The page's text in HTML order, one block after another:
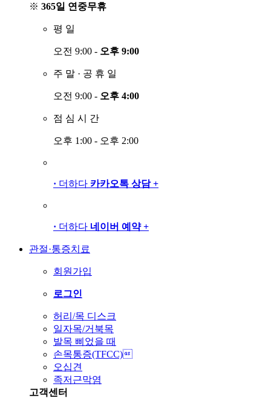
※ 365일 연중무휴
평 일
오전 9:00 - 오후 9:00
주 말 · 공 휴 일
오전 9:00 - 오후 4:00
점 심 시 간
오후 1:00 - 오후 2:00
· 더하다 카카오톡 상담 +
· 더하다 네이버 예약 +
관절·통증치료
회원가입
로그인
허리/목 디스크
일자목/거북목
발목 삐었을 때
손목통증(TFCC)
오십견
족저근막염
고객센터